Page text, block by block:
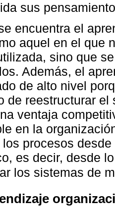
sus
encuentra el
aquel en el que
sino que
Además, el
de alto nivel
de reestructurar
ventaja
en la
los procesos
es decir, desde
los sistemas de